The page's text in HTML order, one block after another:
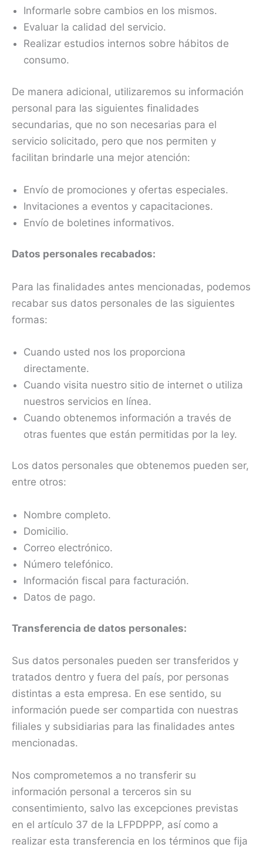
Informarle sobre cambios en los mismos.
Evaluar la calidad del servicio.
Realizar estudios internos sobre hábitos de
consumo.
De manera adicional, utilizaremos su información
personal para las siguientes finalidades
secundarias, que no son necesarias para el
servicio solicitado, pero que nos permiten y
facilitan brindarle una mejor atención:
Envío de promociones y ofertas especiales.
Invitaciones a eventos y capacitaciones.
Envío de boletines informativos.
Datos personales recabados:
Para las finalidades antes mencionadas, podemos
recabar sus datos personales de las siguientes
formas:
Cuando usted nos los proporciona
directamente.
Cuando visita nuestro sitio de internet o utiliza
nuestros servicios en línea.
Cuando obtenemos información a través de
otras fuentes que están permitidas por la ley.
Los datos personales que obtenemos pueden ser,
entre otros:
Nombre completo.
Domicilio.
Correo electrónico.
Número telefónico.
Información fiscal para facturación.
Datos de pago.
Transferencia de datos personales:
Sus datos personales pueden ser transferidos y
tratados dentro y fuera del país, por personas
distintas a esta empresa. En ese sentido, su
información puede ser compartida con nuestras
filiales y subsidiarias para las finalidades antes
mencionadas.
Nos comprometemos a no transferir su
información personal a terceros sin su
consentimiento, salvo las excepciones previstas
en el artículo 37 de la LFPDPPP, así como a
realizar esta transferencia en los términos que fija